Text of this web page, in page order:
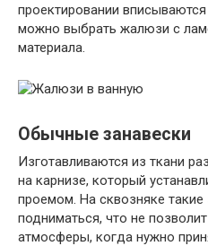
проектировании
можно выбрать жалюзи с
материала.
Обычные занавески
Изготавливаются из ткани
на карнизе, который
проемом. На сквозняке такие
подниматься, что не
атмосферы, когда нужно